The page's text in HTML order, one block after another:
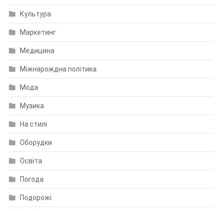
Культура
Маркетинг
Медицина
Міжнарождна політика
Мода
Музика
На стилі
Оборудки
Освіта
Погода
Подорожі